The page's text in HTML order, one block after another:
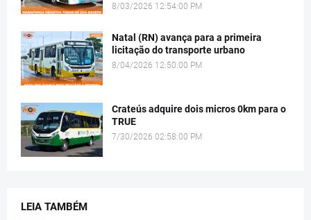
8/03/2026 12:54:00 PM
Natal (RN) avança para a primeira
licitação do transporte urbano
8/04/2026 12:50:00 PM
Crateús adquire dois micros 0km para o
TRUE
7/30/2026 02:58:00 PM
LEIA TAMBÉM